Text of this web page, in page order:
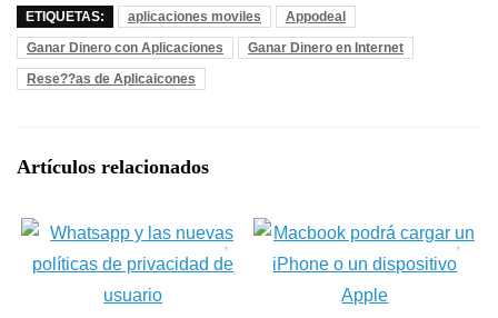
ETIQUETAS: aplicaciones moviles
Appodeal
Ganar Dinero con Aplicaciones
Ganar Dinero en Internet
Rese??as de Aplicaicones
Artículos relacionados